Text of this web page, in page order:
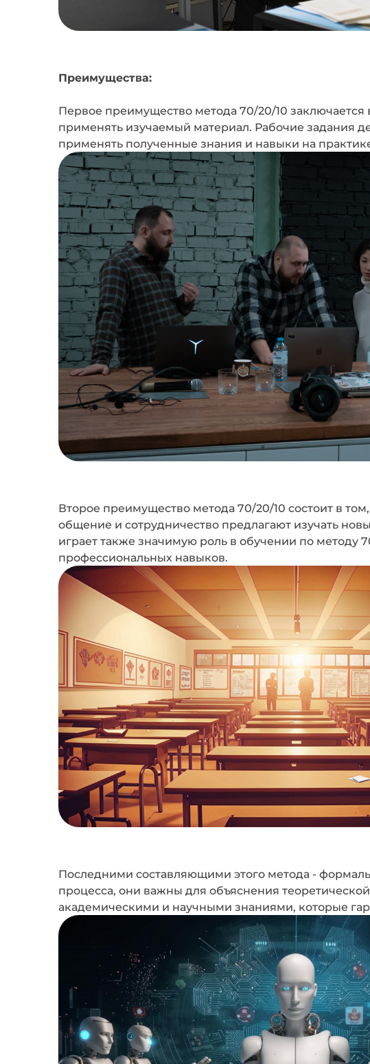
Преимущества:
Первое преимущество метода 70/20/10
применять изучаемый материал. Рабочие задания
применять полученные знания и навыки на
Второе преимущество метода 70/20/10 состоит в
общение и сотрудничество предлагают изучать
играет также значимую роль в обучении по методу
профессиональных навыков.
Последними составляющими этого метода -
процесса, они важны для объяснения
академическими и научными знаниями, которые